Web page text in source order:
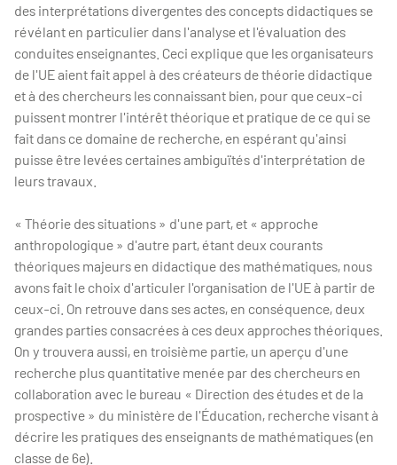
des interprétations divergentes des concepts didactiques se
révélant en particulier dans l'analyse et l'évaluation des
conduites enseignantes. Ceci explique que les organisateurs
de l'UE aient fait appel à des créateurs de théorie didactique
et à des chercheurs les connaissant bien, pour que ceux-ci
puissent montrer l'intérêt théorique et pratique de ce qui se
fait dans ce domaine de recherche, en espérant qu'ainsi
puisse être levées certaines ambiguïtés d'interprétation de
leurs travaux.
« Théorie des situations » d'une part, et « approche
anthropologique » d'autre part, étant deux courants
théoriques majeurs en didactique des mathématiques, nous
avons fait le choix d'articuler l'organisation de l'UE à partir de
ceux-ci. On retrouve dans ses actes, en conséquence, deux
grandes parties consacrées à ces deux approches théoriques.
On y trouvera aussi, en troisième partie, un aperçu d'une
recherche plus quantitative menée par des chercheurs en
collaboration avec le bureau « Direction des études et de la
prospective » du ministère de l'Éducation, recherche visant à
décrire les pratiques des enseignants de mathématiques (en
classe de 6e).